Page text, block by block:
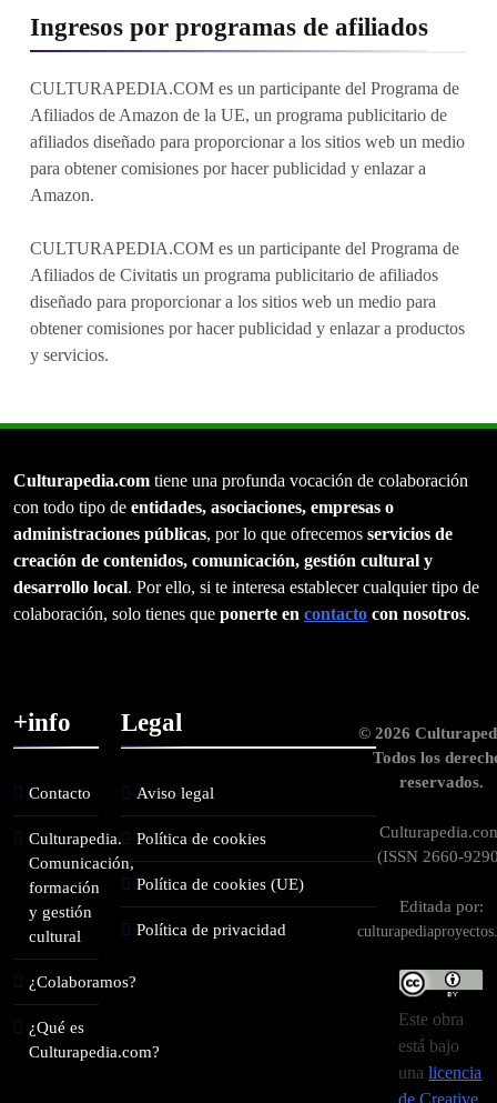
Ingresos por programas de afiliados
CULTURAPEDIA.COM es un participante del Programa de
Afiliados de Amazon de la UE, un programa publicitario de
afiliados diseñado para proporcionar a los sitios web un medio
para obtener comisiones por hacer publicidad y enlazar a
Amazon.
CULTURAPEDIA.COM es un participante del Programa de
Afiliados de Civitatis un programa publicitario de afiliados
diseñado para proporcionar a los sitios web un medio para
obtener comisiones por hacer publicidad y enlazar a productos
y servicios.
Culturapedia.com tiene una profunda vocación de colaboración
con todo tipo de entidades, asociaciones, empresas o
administraciones públicas, por lo que ofrecemos servicios de
creación de contenidos, comunicación, gestión cultural y
desarrollo local. Por ello, si te interesa establecer cualquier tipo de
colaboración, solo tienes que ponerte en contacto con nosotros.
+info
Contacto
Culturapedia.
Comunicación,
formación
y gestión
cultural
¿Colaboramos?
¿Qué es
Culturapedia.com?
Legal
Aviso legal
Política de cookies
Política de cookies (UE)
Política de privacidad
© 2026
Todos los
reservados.
(ISSN 2660-
Editada por:
Este obra
está bajo
unalicencia
de Creative